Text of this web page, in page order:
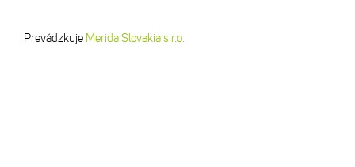
Prevádzkuje Merida Slovakia s.r.o.